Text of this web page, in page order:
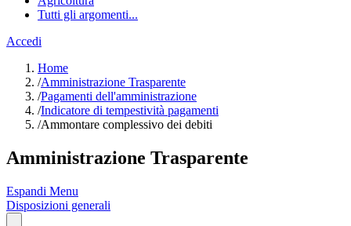
Tutti gli argomenti...
Accedi
Home
/Amministrazione Trasparente
/Pagamenti dell'amministrazione
/Indicatore di tempestività pagamenti
/Ammontare complessivo dei debiti
Amministrazione Trasparente
Espandi Menu
Disposizioni generali